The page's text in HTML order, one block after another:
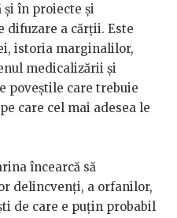
și în proiecte și
difuzare a cărții. Este
istoria marginalilor,
medicalizării și
poveștile care trebuie
care cel mai adesea le
încearcă să
delincvenți, a orfanilor,
de care e puțin probabil